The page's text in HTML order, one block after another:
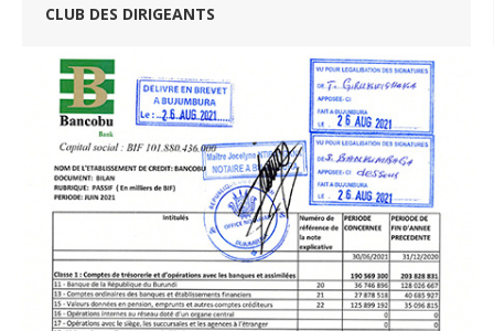
CLUB DES DIRIGEANTS